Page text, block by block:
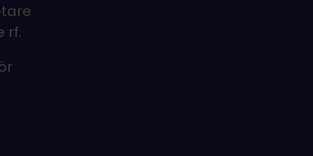
rf.